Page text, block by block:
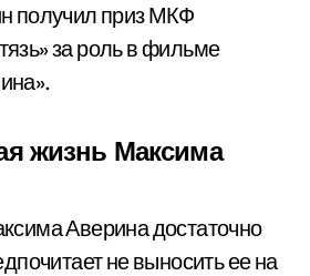
получил приз МКФ
за роль в фильме
жизнь Максима
Аверина достаточно
не выносить ее на